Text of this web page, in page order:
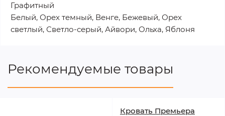
Графитный
Белый, Орех темный, Венге, Бежевый, Орех
светлый, Светло-серый, Айвори, Ольха, Яблоня
Рекомендуемые товары
Кровать Премьера